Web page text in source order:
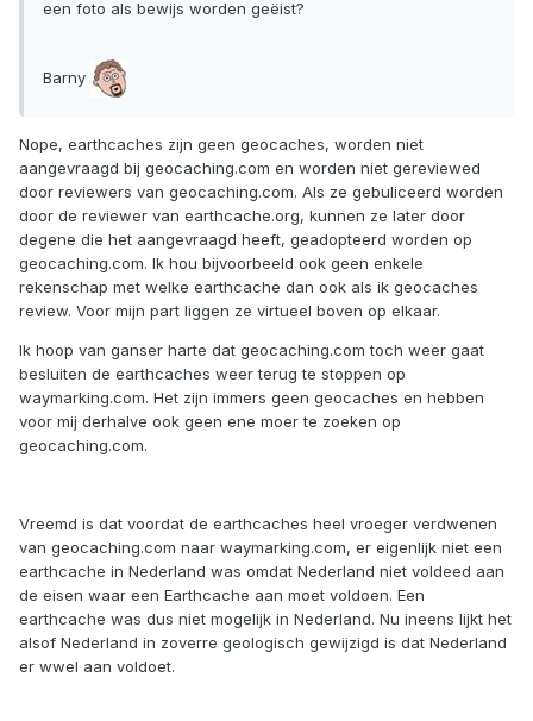
een foto als bewijs worden geëist?
Barny
Nope, earthcaches zijn geen geocaches, worden niet
aangevraagd bij geocaching.com en worden niet gereviewed
door reviewers van geocaching.com. Als ze gebuliceerd worden
door de reviewer van earthcache.org, kunnen ze later door
degene die het aangevraagd heeft, geadopteerd worden op
geocaching.com. Ik hou bijvoorbeeld ook geen enkele
rekenschap met welke earthcache dan ook als ik geocaches
review. Voor mijn part liggen ze virtueel boven op elkaar.
Ik hoop van ganser harte dat geocaching.com toch weer gaat
besluiten de earthcaches weer terug te stoppen op
waymarking.com. Het zijn immers geen geocaches en hebben
voor mij derhalve ook geen ene moer te zoeken op
geocaching.com.
Vreemd is dat voordat de earthcaches heel vroeger verdwenen
van geocaching.com naar waymarking.com, er eigenlijk niet een
earthcache in Nederland was omdat Nederland niet voldeed aan
de eisen waar een Earthcache aan moet voldoen. Een
earthcache was dus niet mogelijk in Nederland. Nu ineens lijkt het
alsof Nederland in zoverre geologisch gewijzigd is dat Nederland
er wwel aan voldoet.